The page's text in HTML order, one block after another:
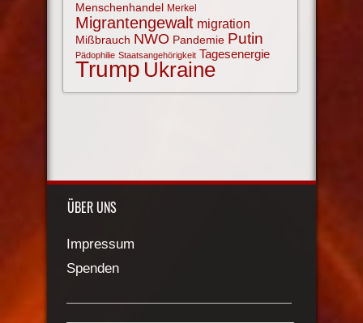
Menschenhandel Merkel
Migrantengewalt migration
Mißbrauch NWO Pandemie Putin
Pädophilie Staatsangehörigkeit Tagesenergie
Trump Ukraine
ÜBER UNS
Impressum
Spenden